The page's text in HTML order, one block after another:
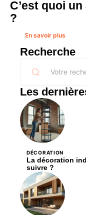
C’est quoi
?
En savoir plus
Recherche
Les
DÉCORATION
La décoration
suivre ?